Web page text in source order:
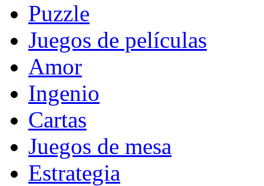
Puzzle
Juegos de películas
Amor
Ingenio
Cartas
Juegos de mesa
Estrategia